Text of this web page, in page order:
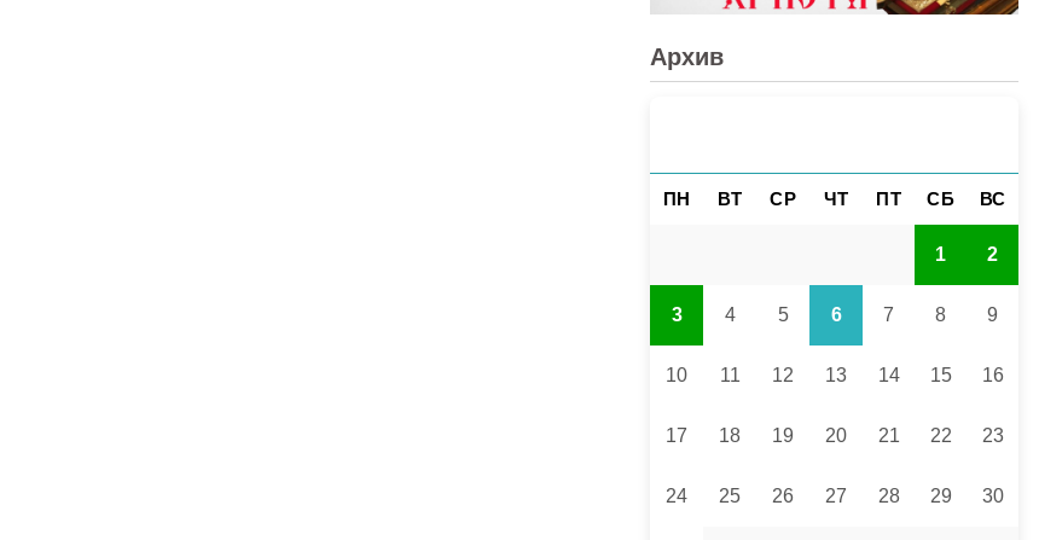
Архив
ПН ВТ СР ЧТ ПТ СБ ВС
1 2
3 4 5 6 7 8 9
10 11 12 13 14 15 16
17 18 19 20 21 22 23
24 25 26 27 28 29 30